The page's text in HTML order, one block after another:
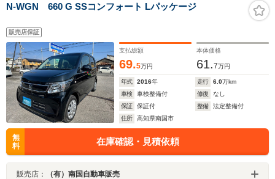
N-WGN 660 G SSコンフォート Lパッケージ
販売店保証
支払総額
69.5万円
本体価格
61.7万円
年式 2016年 走行 6.0万km
車検
車検整備付 修復
なし
保証
保証付 整備
法定整備付
住所
高知県南国市
無
料
在庫確認・見積依頼
販売店： （有）南国自動車販売